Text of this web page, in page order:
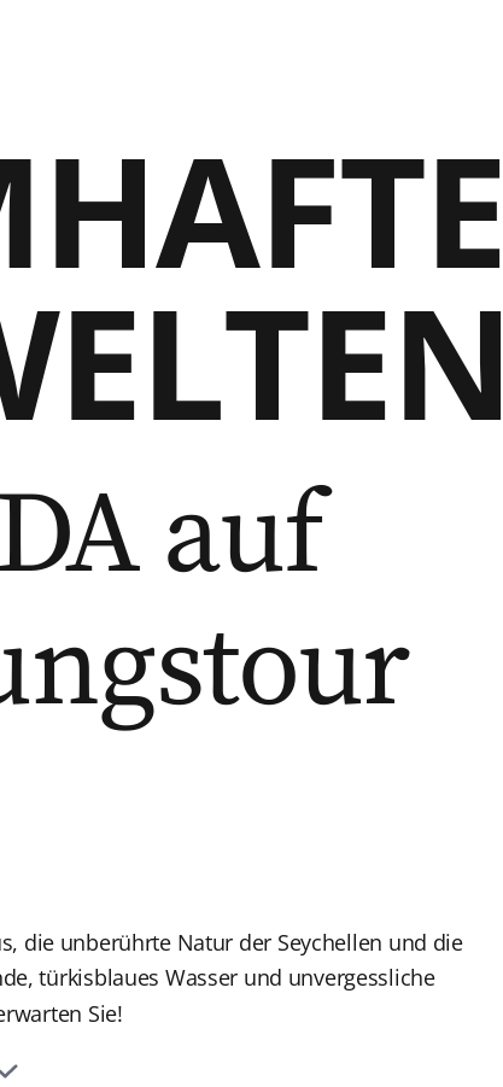
auf
die unberührte Natur der Seychellen und die
türkisblaues Wasser und unvergessliche
Sie!